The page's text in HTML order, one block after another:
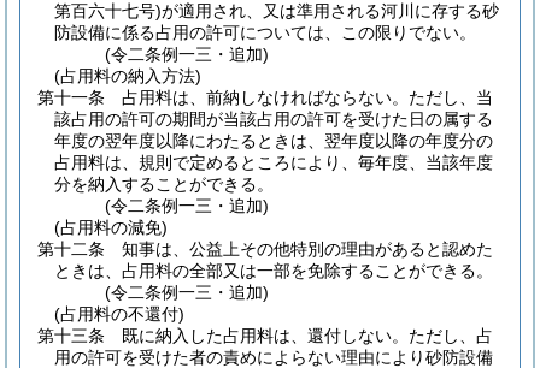
第百六十七号)が適用され、又は準用される河川に存する砂
防設備に係る占用の許可については、この限りでない。
(令二条例一三・追加)
(占用料の納入方法)
第十一条
占用料は、前納しなければならない。 ただし、当
該占用の許可の期間が当該占用の許可を受けた日の属する
年度の翌年度以降にわたるときは、翌年度以降の年度分の
占用料は、規則で定めるところにより、毎年度、当該年度
分を納入することができる。
(令二条例一三・追加)
(占用料の減免)
第十二条
知事は、公益上その他特別の理由があると認めた
ときは、占用料の全部又は一部を免除することができる。
(令二条例一三・追加)
(占用料の不還付)
第十三条
既に納入した占用料は、還付しない。 ただし、占
用の許可を受けた者の責めによらない理由により砂防設備